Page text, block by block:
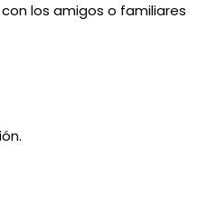
los amigos o familiares